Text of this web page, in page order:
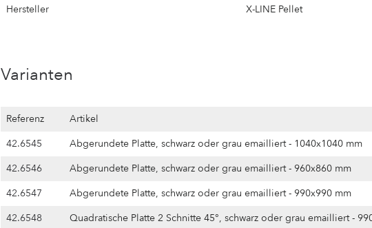
Hersteller
X-LINE Pellet
Varianten
Referenz
Artikel
42.6545
Abgerundete Platte, schwarz oder grau emailliert - 1040x1040 mm
42.6546
Abgerundete Platte, schwarz oder grau emailliert - 960x860 mm
42.6547
Abgerundete Platte, schwarz oder grau emailliert - 990x990 mm
42.6548
Quadratische Platte 2 Schnitte 45°, schwarz oder grau emailliert -